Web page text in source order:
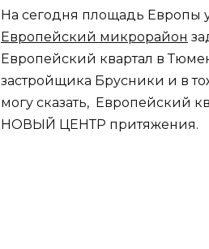
На сегодня площадь Европы
Европейский микрорайон
Европейский квартал в
застройщика Брусники и в
могу сказать, Европейский
НОВЫЙ ЦЕНТР притяжения.